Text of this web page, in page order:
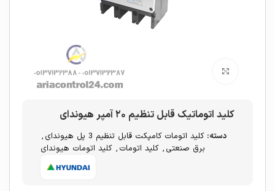
کلید اتوماتیک قابل تنظیم ۲۰ آمپر هیوندای
دسته: کلید اتومات کامپکت قابل تنظیم 3 پل هیوندای
,
برق صنعتی , کلید اتومات , کلید اتومات هیوندای